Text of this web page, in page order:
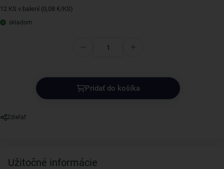
12 KS v balení (0,08 €/KS)
skladom
Pridať do košíka
Zdieľať
Užitočné informácie